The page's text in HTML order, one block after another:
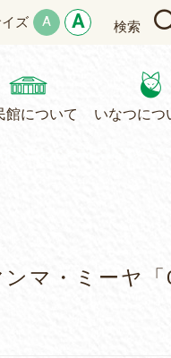
ズ A A 検索
館について いなつにつ
マ・ミーヤ